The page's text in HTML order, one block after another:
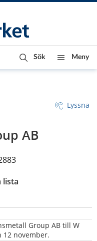
Sök Meny
Lyssna
AB
lista
Group AB till W
12 november.